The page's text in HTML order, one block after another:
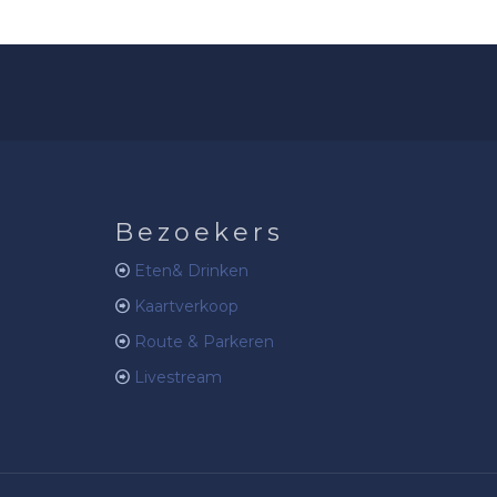
Bezoekers
Eten& Drinken
Kaartverkoop
Route & Parkeren
Livestream